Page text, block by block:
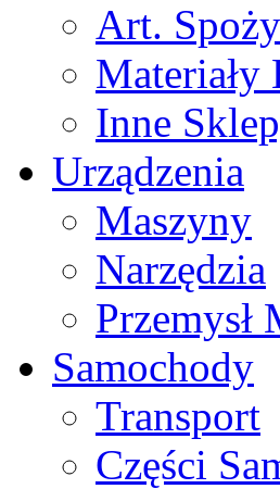
Art.
Materiały
Inne
Urządzenia
Maszyny
Narzędzia
Przemysł
Samochody
Transport
Części